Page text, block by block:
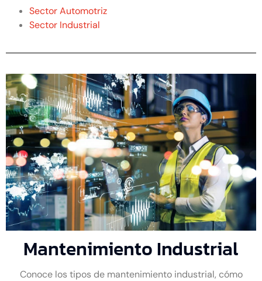
Sector Automotriz
Sector Industrial
Mantenimiento Industrial
Conoce los tipos de mantenimiento industrial, cómo